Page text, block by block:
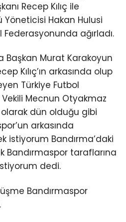
Recep Kılıç ile
Yöneticisi Hakan Hulusi
Federasyonunda ağırladı.
Başkan Murat Karakoyun
Kılıç’ın arkasında olup
Türkiye Futbol
Mecnun Otyakmaz
dün olduğu gibi
arkasında
istiyorum Bandırma’daki
Bandırmaspor taraflarına
dedi.
Bandırmaspor